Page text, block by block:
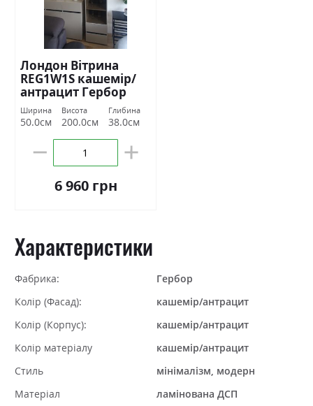
Лондон Вітрина
REG1W1S кашемір/
антрацит Гербор
Ширина
50.0см
Висота
200.0см
Глибина
38.0см
6 960 грн
Характеристики
Фабрика:
Гербор
Колір (Фасад):
кашемір/антрацит
Колір (Корпус):
кашемір/антрацит
Колір матеріалу
кашемір/антрацит
Стиль
мінімалізм, модерн
Матеріал
ламінована ДСП